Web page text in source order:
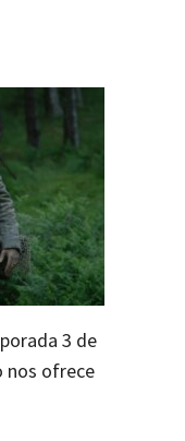
3 de
nos ofrece